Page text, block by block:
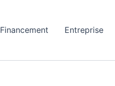
Financement Entreprise